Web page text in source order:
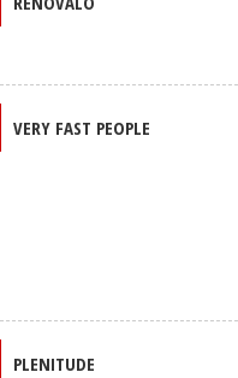
VERY FAST PEOPLE
PLENITUDE